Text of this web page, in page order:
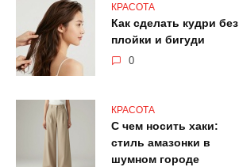
КРАСОТА
Как сделать кудри без
плойки и бигуди
0
КРАСОТА
С чем носить хаки:
стиль амазонки в
шумном городе